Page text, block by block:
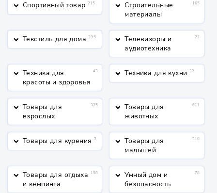
keyboard_arrow_down Спортивный товар 215 keyboard_arrow_down Строительные
материалы
165
keyboard_arrow_down Текстиль для дома 395 keyboard_arrow_down Телевизоры и
аудиотехника
22
keyboard_arrow_down Техника для
красоты и здоровья
43 keyboard_arrow_down Техника для кухни 32
keyboard_arrow_down Товары для
взрослых
325 keyboard_arrow_down Товары для
животных
611
keyboard_arrow_down Товары для курения 2 keyboard_arrow_down Товары для
малышей
310
keyboard_arrow_down Товары для отдыха
и кемпинга
198 keyboard_arrow_down Умный дом и
безопасность
78